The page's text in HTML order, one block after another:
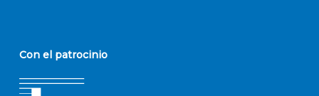
Con el patrocinio